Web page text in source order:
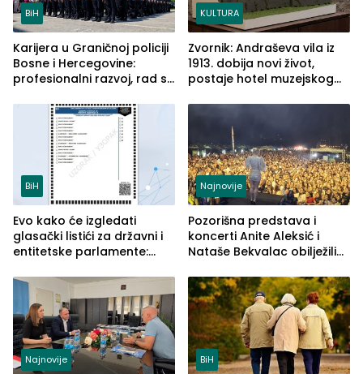
BiH
Karijera u Graničnoj policiji
Bosne i Hercegovine:
profesionalni razvoj, rad sa
služba građanima
KULTURA
Zvornik: Andraševa vila iz
1913. dobija novi život,
postaje hotel muzejskog
BiH
Evo kako će izgledati
glasački listići za državni i
entitetske parlamente:
vidljive na njima
Najnovije
Pozorišna predstava i
koncerti Anite Aleksić i
Nataše Bekvalac obilježili
ljeta (FOTO)
Najnovije BiH